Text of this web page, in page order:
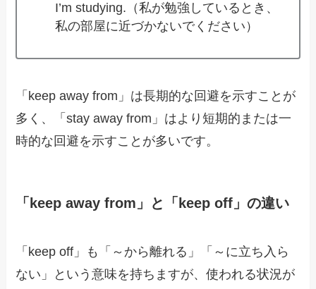
I’m studying.（私が勉強しているとき、
私の部屋に近づかないでください）
「keep away from」は長期的な回避を示すことが
多く、「stay away from」はより短期的または一
時的な回避を示すことが多いです。
「keep away from」と「keep off」の違い
「keep off」も「～から離れる」「～に立ち入ら
ない」という意味を持ちますが、使われる状況が